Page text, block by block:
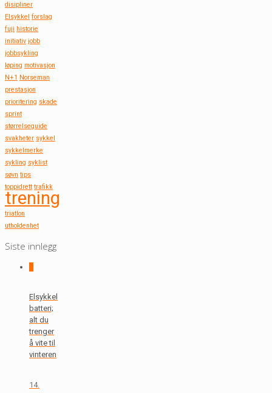
disipliner
Elsykkel forslag
fuji historie
initiativ jobb
jobbsykling
løping motivasjon
N+1 Norseman
prestasjon
prioritering skade
sprint
størrelseguide
svakheter sykkel
sykkelmerke
sykling syklist
søvn tips
toppidrett trafikk
trening
triatlon
utholdenhet
Siste innlegg
Elsykkel
batteri;
alt du
trenger
å vite til
vinteren
14.